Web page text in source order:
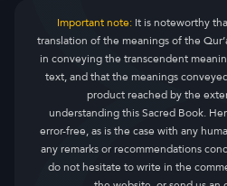
Important note:It is noteworthy
translation of the meanings of the
in conveying the transcendent
text, and that the meanings
product reached by the
understanding this Sacred Book.
error-free, as is the case with any
any remarks or recommendations
do not hesitate to write in the